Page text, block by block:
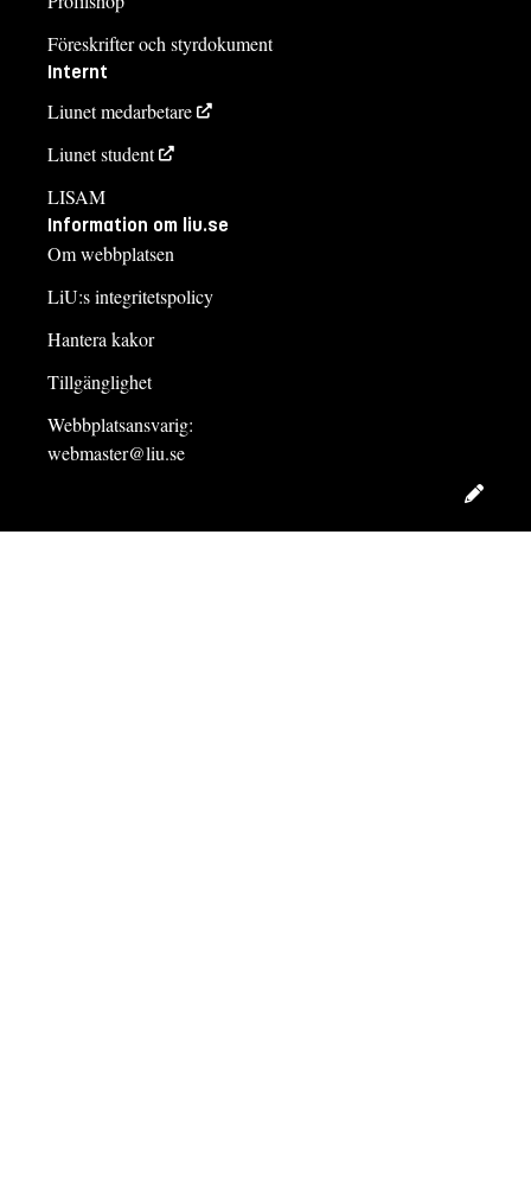
Föreskrifter och styrdokument
Internt
Liunet medarbetare
Liunet student
LISAM
Information om liu.se
Om webbplatsen
LiU:s integritetspolicy
Hantera kakor
Tillgänglighet
Webbplatsansvarig:
webmaster@liu.se